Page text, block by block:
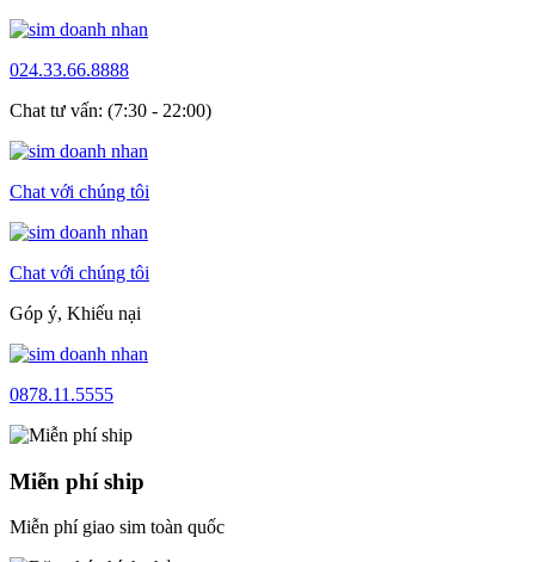
024.33.66.8888
Chat tư vấn: (7:30 - 22:00)
Chat với chúng tôi
Chat với chúng tôi
Góp ý, Khiếu nại
0878.11.5555
Miễn phí ship
Miễn phí giao sim toàn quốc